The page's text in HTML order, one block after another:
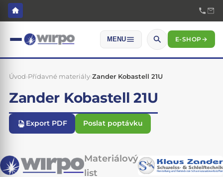
MENU E-SHOP→
Úvod›Přídavné materiály›Zander Kobastell 21U
Zander Kobastell 21U
Export PDF Poslat poptávku
Materiálový
list